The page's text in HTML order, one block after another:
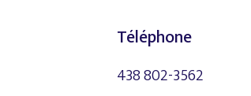
Téléphone
438 802-3562